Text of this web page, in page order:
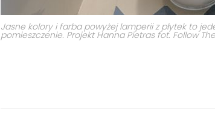
Jasne kolory i farba powyżej lamperii z płytek to
pomieszczenie. Projekt Hanna Pietras fot. Follow